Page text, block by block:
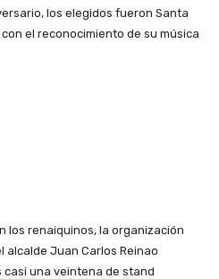
los elegidos fueron Santa
el reconocimiento de su música
los renaiquinos, la organización
alcalde Juan Carlos Reinao
casi una veintena de stand